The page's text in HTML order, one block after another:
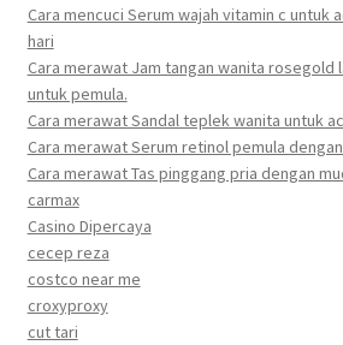
Cara mencuci Serum wajah vitamin c untuk
hari
Cara merawat Jam tangan wanita rosegold
untuk pemula.
Cara merawat Sandal teplek wanita untuk
Cara merawat Serum retinol pemula
Cara merawat Tas pinggang pria dengan
carmax
Casino Dipercaya
cecep reza
costco near me
croxyproxy
cut tari